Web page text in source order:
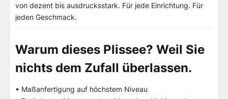
von dezent bis ausdrucksstark. Für jede Einrichtung. Für
jeden Geschmack.
Warum dieses Plissee? Weil Sie
nichts dem Zufall überlassen.
• Maßanfertigung auf höchstem Niveau